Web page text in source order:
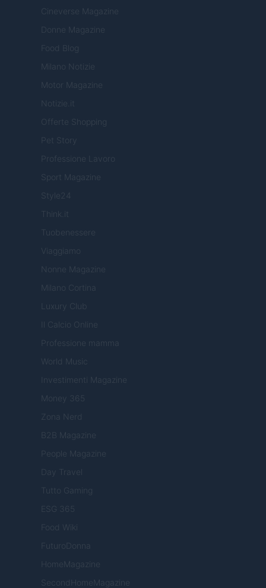
Cineverse Magazine
Donne Magazine
Food Blog
Milano Notizie
Motor Magazine
Notizie.it
Offerte Shopping
Pet Story
Professione Lavoro
Sport Magazine
Style24
Think.it
Tuobenessere
Viaggiamo
Nonne Magazine
Milano Cortina
Luxury Club
Il Calcio Online
Professione mamma
World Music
Investimenti Magazine
Money 365
Zona Nerd
B2B Magazine
People Magazine
Day Travel
Tutto Gaming
ESG 365
Food Wiki
FuturoDonna
HomeMagazine
SecondHomeMagazine